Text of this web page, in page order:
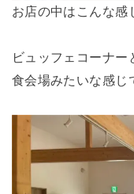
お店の中はこんな感
ビュッフェコーナ
食会場みたいな感じ